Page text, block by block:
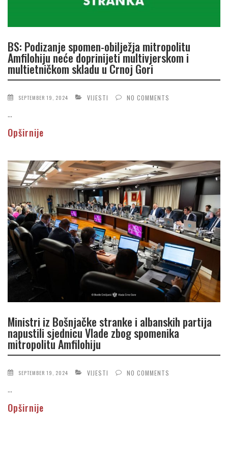
BS: Podizanje spomen-obilježja mitropolitu
Amfilohiju neće doprinijeti multivjerskom i
multietničkom skladu u Crnoj Gori
SEPTEMBER 19, 2024 VIJESTI NO COMMENTS
...
Opširnije
Ministri iz Bošnjačke stranke i albanskih partija
napustili sjednicu Vlade zbog spomenika
mitropolitu Amfilohiju
SEPTEMBER 19, 2024 VIJESTI NO COMMENTS
...
Opširnije